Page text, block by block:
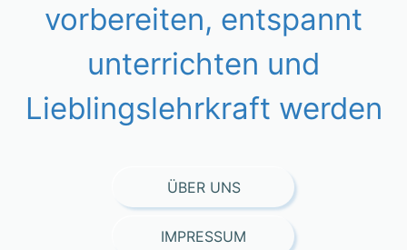
vorbereiten, entspannt
unterrichten und
Lieblingslehrkraft werden
ÜBER UNS
IMPRESSUM